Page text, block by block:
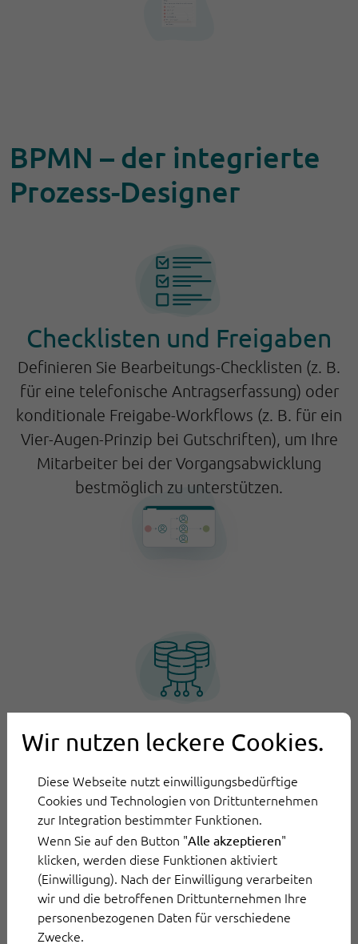
Wir nutzen leckere Cookies.
Diese Webseite nutzt einwilligungsbedürftige
Cookies und Technologien von Drittunternehmen
zur Integration bestimmter Funktionen.
Wenn Sie auf den Button "Alle akzeptieren"
klicken, werden diese Funktionen aktiviert
(Einwilligung). Nach der Einwilligung verarbeiten
wir und die betroffenen Drittunternehmen Ihre
personenbezogenen Daten für verschiedene
Zwecke.
BPMN – der integrierte
Prozess-Designer
Checklisten und Freigaben
Definieren Sie Bearbeitungs-Checklisten (z. B.
für eine telefonische Antragserfassung) oder
konditionale Freigabe-Workflows (z. B. für ein
Vier-Augen-Prinzip bei Gutschriften), um Ihre
Mitarbeiter bei der Vorgangsabwicklung
bestmöglich zu unterstützen.
Interaktionen mit
Drittsystemen
Steuern Sie den Austausch von relevanten
Daten über Bestandssysteme über Web
Services oder die zahlreichen Standard-
Integrationen von OwlDesk.
Mehr erfahren